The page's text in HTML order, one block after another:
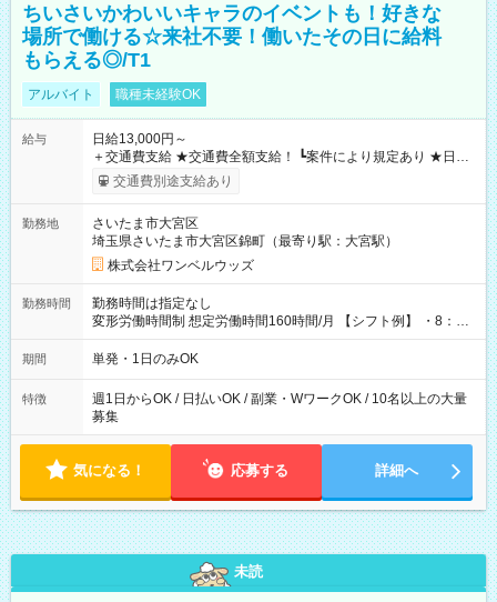
ちいさいかわいいキャラのイベントも！好きな
場所で働ける☆来社不要！働いたその日に給料
もらえる◎/T1
アルバイト 職種未経験OK
給与
日給13,000円～
＋交通費支給 ★交通費全額支給！ ┗案件により規定あり ★日払
いOK！（規定あり） ┗働いたその日に現金GET♪ お仕事後はコ
ンビニATMから 日払い分を引き落とせます！ 【試用期間】試
交通費別途支給あり
勤務地
さいたま市大宮区
埼玉県さいたま市大宮区錦町（最寄り駅：大宮駅）
株式会社ワンベルウッズ
勤務時間
勤務時間は指定なし
変形労働時間制 想定労働時間160時間/月 【シフト例】 ・8：00
～21：00
期間 単発・1日のみOK
特徴
週1日からOK / 日払いOK / 副業・WワークOK / 10名以上の大量
募集
気になる！ 応募する 詳細へ
未読